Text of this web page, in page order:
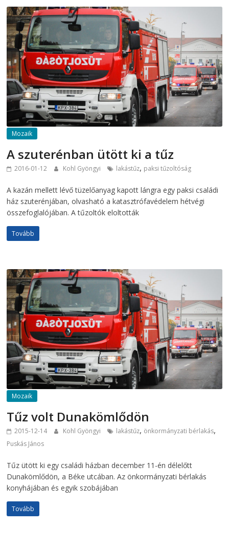
Mozaik
A szuterénban ütött ki a tűz
2016-01-12 Kohl Gyöngyi lakástűz, paksi tűzoltóság
A kazán mellett lévő tüzelőanyag kapott lángra egy paksi családi
ház szuterénjában, olvasható a katasztrófavédelem hétvégi
összefoglalójában. A tűzoltók eloltották
Tovább
Mozaik
Tűz volt Dunakömlődön
2015-12-14 Kohl Gyöngyi lakástűz, önkormányzati bérlakás,
Puskás János
Tűz ütött ki egy családi házban december 11-én délelőtt
Dunakömlődön, a Béke utcában. Az önkormányzati bérlakás
konyhájában és egyik szobájában
Tovább